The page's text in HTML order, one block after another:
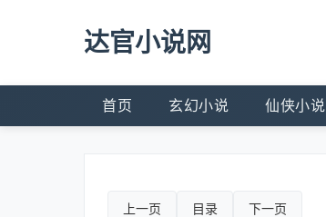
达官小说网
首页 玄幻小说 仙侠小说
上一页 目录 下一页